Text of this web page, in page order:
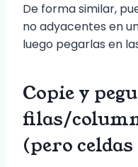
De forma similar,
no adyacentes en
luego pegarlas en
Copie y
filas/
(pero